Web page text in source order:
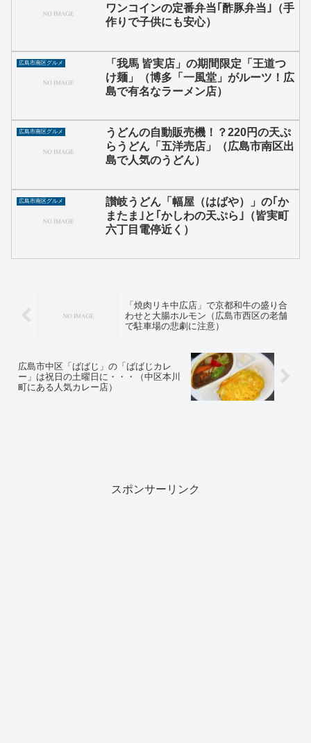
ワンコインの定番弁当｢酢豚弁当｣（手
作りで子供にも安心）
広島市南区グルメ
「我馬 皆実店」の期間限定「王道つ
け麺」（博多「一風堂」がルーツ！広
島で有名なラーメン店）
広島市南区グルメ
うどんの自動販売機！？220円の天ぷ
らうどん「五洋売店」（広島市南区出
島で人気のうどん）
広島市南区グルメ
讃岐うどん「幅屋（はばや）」の｢か
またま｣と｢かしわの天ぷら｣（皆実町
六丁目電停近く）
「焼肉リキ中広店」で京都和牛の盛り合
わせと大腸ホルモン（広島市西区の老舗
で駐車場の悲劇に注意）
広島市中区「ばばじ」の「ばばじカレ
ー」は祝日の土曜日に・・・（中区本川
町にある人気カレー店）
スポンサーリンク